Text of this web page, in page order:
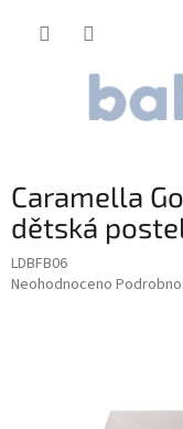
Caramella
dětská
LDBFB06
Průměrné
Neohodnoceno